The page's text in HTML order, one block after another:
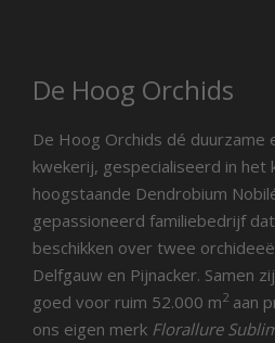
De Hoog Orchids
De Hoog Orchids dé duurzame
kwekerij, gespecialiseerd in het
hoogstaande Dendrobium
gepassioneerd familiebedrijf
beschikken over twee
Delfgauw en Pijnacker. Samen
goed voor ruim 52.000 m2 aan
ons eigen merk Florallure